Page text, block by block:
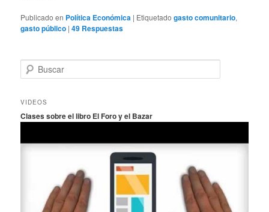
Publicado en Política Económica | Etiquetado gasto comunitario,
gasto público |49 Respuestas
u
c
r
VIDEOS
Clases sobre el libro El Foro y el Bazar